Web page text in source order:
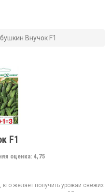
Внучок F1
F1
оценка: 4,75
кто желает получить урожай свежих